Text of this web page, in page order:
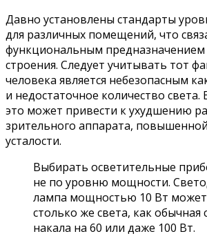
Давно установлены стандарты
для различных помещений, что
функциональным предназначением
строения. Следует учитывать тот
человека является небезопасным
и недостаточное количество света.
это может привести к ухудшению
зрительного аппарата,
усталости.
Выбирать осветительные
не по уровню мощности.
лампа мощностью 10 Вт может
столько же света, как обычная
накала на 60 или даже 100 Вт.